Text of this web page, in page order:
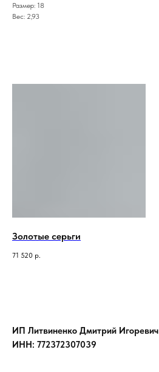
Размер: 18
Вес: 2,93
Золотые серьги
71 520 р.
ИП Литвиненко Дмитрий Игоревич
ИНН: 772372307039